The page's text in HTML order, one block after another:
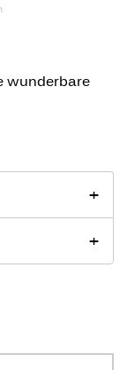
wunderbare